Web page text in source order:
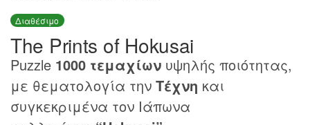
Διαθέσιμο
The Prints of Hokusai
Puzzle 1000 τεμαχίων υψηλής ποιότητας,
με θεματολογία την Τέχνη και
συγκεκριμένα τον Ιάπωνα